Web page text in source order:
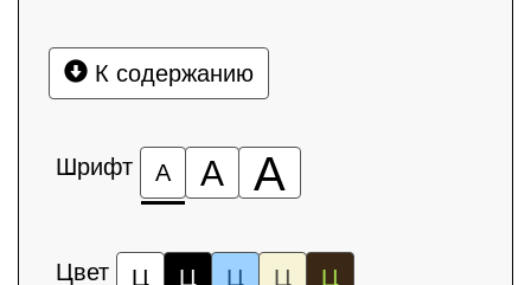
К содержанию
Шрифт А А А
Цвет Ц Ц Ц Ц Ц